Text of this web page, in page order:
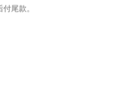
尾款。